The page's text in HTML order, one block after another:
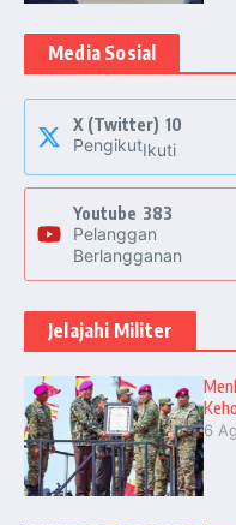
Media Sosial
X (Twitter) 10
PengikutIkuti
Youtube 383
Pelanggan
Berlangganan
Jelajahi Militer
6